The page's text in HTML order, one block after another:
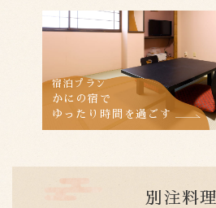
宿泊プラン
かにの宿で
ゆったり時間を過ごす
別注料理